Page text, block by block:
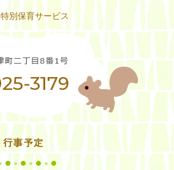
特別保育サービス